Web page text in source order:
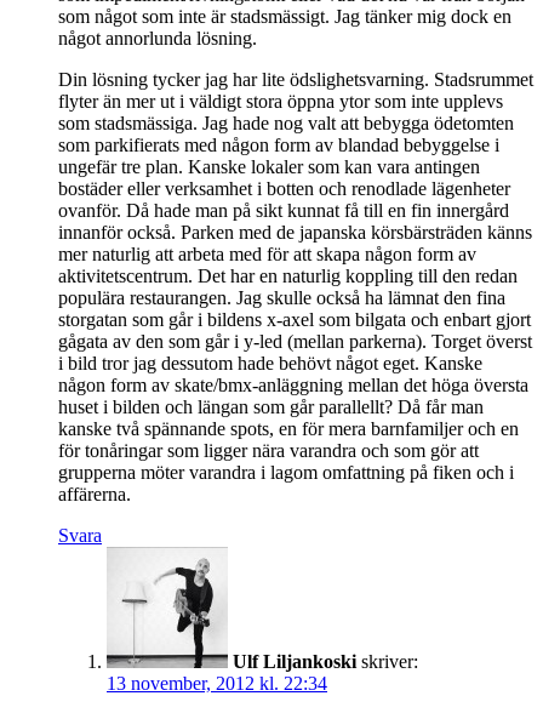
som något som inte är stadsmässigt. Jag tänker mig dock en
något annorlunda lösning.
Din lösning tycker jag har lite ödslighetsvarning. Stadsrummet
flyter än mer ut i väldigt stora öppna ytor som inte upplevs
som stadsmässiga. Jag hade nog valt att bebygga ödetomten
som parkifierats med någon form av blandad bebyggelse i
ungefär tre plan. Kanske lokaler som kan vara antingen
bostäder eller verksamhet i botten och renodlade lägenheter
ovanför. Då hade man på sikt kunnat få till en fin innergård
innanför också. Parken med de japanska körsbärsträden känns
mer naturlig att arbeta med för att skapa någon form av
aktivitetscentrum. Det har en naturlig koppling till den redan
populära restaurangen. Jag skulle också ha lämnat den fina
storgatan som går i bildens x-axel som bilgata och enbart gjort
gågata av den som går i y-led (mellan parkerna). Torget överst
i bild tror jag dessutom hade behövt något eget. Kanske
någon form av skate/bmx-anläggning mellan det höga översta
huset i bilden och längan som går parallellt? Då får man
kanske två spännande spots, en för mera barnfamiljer och en
för tonåringar som ligger nära varandra och som gör att
grupperna möter varandra i lagom omfattning på fiken och i
affärerna.
Svara
Ulf Liljankoski skriver:
13 november, 2012 kl. 22:34